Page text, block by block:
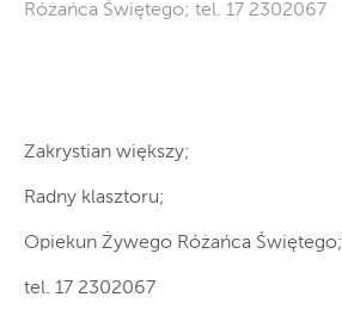
Różańca Świętego; tel. 17 2302067
Zakrystian większy;
Radny klasztoru;
Opiekun Żywego Różańca Świętego;
tel. 17 2302067